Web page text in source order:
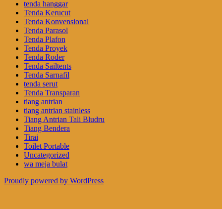
tenda hanggar
Tenda Kerucut
Tenda Konvensional
Tenda Parasol
Tenda Plafon
Tenda Proyek
Tenda Roder
Tenda Sailtents
Tenda Sarnafil
tenda serut
Tenda Transparan
tiang antrian
tiang antrian stainless
Tiang Antrian Tali Bludru
Tiang Bendera
Tirai
Toilet Portable
Uncategorized
wa meja bulat
Proudly powered by WordPress